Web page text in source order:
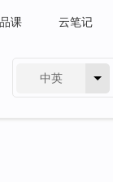
课 云笔记
中英